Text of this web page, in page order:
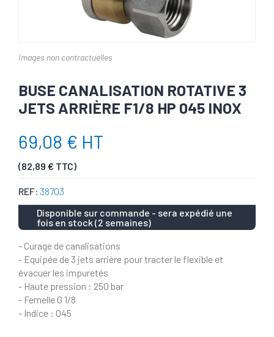
Images non contractuelles
BUSE CANALISATION ROTATIVE 3
JETS ARRIÈRE F1/8 HP 045 INOX
69,08 € HT
(82,89 € TTC)
REF: 38703
Disponible sur commande - sera expédié une
fois en stock (2 semaines)
- Curage de canalisations
- Equipée de 3 jets arrière pour tracter le flexible et
évacuer les impuretés
- Haute pression : 250 bar
- Femelle G 1/8
- Indice : 045